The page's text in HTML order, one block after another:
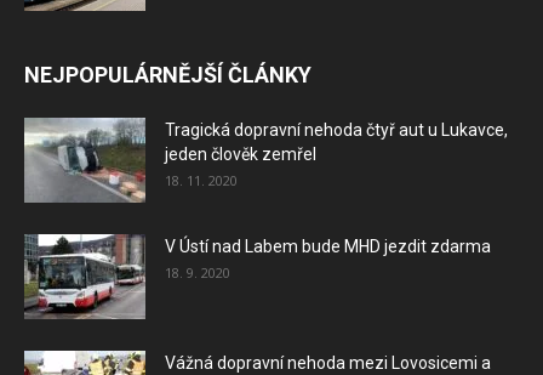
NEJPOPULÁRNĚJŠÍ ČLÁNKY
Tragická dopravní nehoda čtyř aut u Lukavce,
jeden člověk zemřel
18. 11. 2020
V Ústí nad Labem bude MHD jezdit zdarma
18. 9. 2020
Vážná dopravní nehoda mezi Lovosicemi a